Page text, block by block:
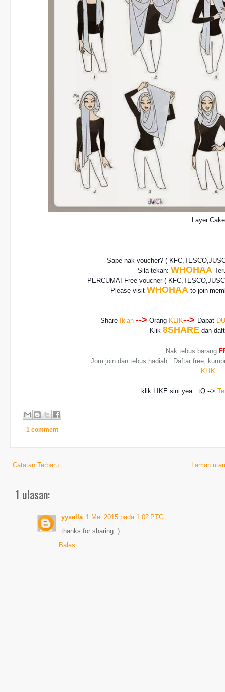
Layer Cake
Sape nak voucher? (
Sila tekan: WHOHAA
PERCUMA! Free voucher(
Please visitWHOHAA to join
Share Iklan --> Orang KLIK--> Dapat
Klik8SHARE dan
Nak tebus barang
Jom join dan tebus hadiah.. Daftar free,
KLIK
klik LIKE sini yea.. tQ -->
| 1 comment
Catatan Terbaru Laman
1 ulasan:
yysella 1 Mei 2015 pada 1:02 PTG
thanks for sharing :)
Balas